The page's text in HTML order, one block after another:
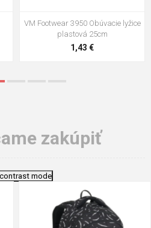
VM Footwear 3102 Šnúrky ploché
0,79 €
zakúpiť
mode